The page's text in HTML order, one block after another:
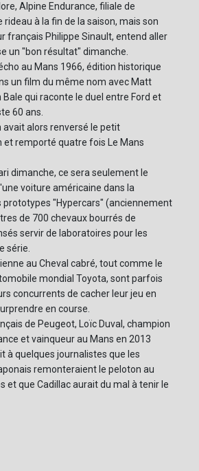
Alpine Endurance, filiale de
rideau à la fin de la saison, mais son
français Philippe Sinault, entend aller
un "bon résultat" dimanche.
au Mans 1966, édition historique
un film du même nom avec Matt
Bale qui raconte le duel entre Ford et
60 ans.
avait alors renversé le petit
et remporté quatre fois Le Mans
dimanche, ce sera seulement le
voiture américaine dans la
prototypes "Hypercars" (anciennement
de 700 chevaux bourrés de
servir de laboratoires pour les
série.
au Cheval cabré, tout comme le
mondial Toyota, sont parfois
concurrents de cacher leur jeu en
en course.
de Peugeot, Loïc Duval, champion
et vainqueur au Mans en 2013
à quelques journalistes que les
remonteraient le peloton au
et que Cadillac aurait du mal à tenir le